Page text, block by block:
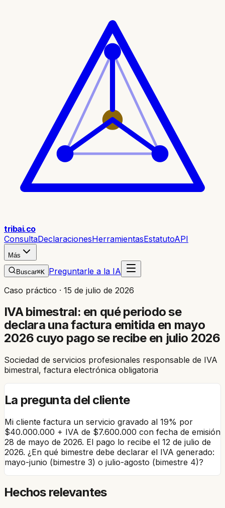
tribai.co
ConsultaDeclaracionesHerramientasEstatutoAPI
Más
Buscar⌘K Preguntarle a la IA
Caso práctico · 15 de julio de 2026
IVA bimestral: en qué periodo se
declara una factura emitida en mayo
2026 cuyo pago se recibe en julio 2026
Sociedad de servicios profesionales responsable de IVA
bimestral, factura electrónica obligatoria
La pregunta del cliente
Mi cliente factura un servicio gravado al 19% por
$40.000.000 + IVA de $7.600.000 con fecha de emisión
28 de mayo de 2026. El pago lo recibe el 12 de julio de
2026. ¿En qué bimestre debe declarar el IVA generado:
mayo-junio (bimestre 3) o julio-agosto (bimestre 4)?
Hechos relevantes